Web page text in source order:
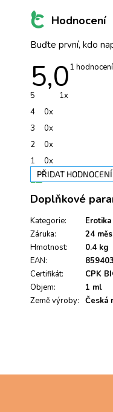
Hodnocení
Buďte první, kdo
5,0Průměrné
1 hodnocení
5
1x
4
0x
3
0x
2
0x
1
0x
PŘIDAT HODNOCENÍ
ý
i
s
h
d
n
o
c
Doplňkové
Kategorie:
Erotika
Záruka:
24
Hmotnost:
0.4 kg
EAN:
Certifikát:
CPK
Objem:
1 ml
Země výroby: Česká